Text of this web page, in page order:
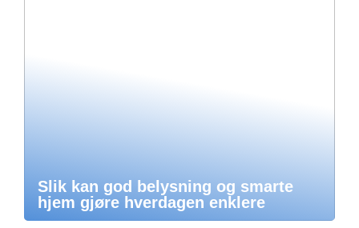
Slik kan god belysning og smarte
hjem gjøre hverdagen enklere